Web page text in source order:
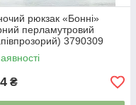
рюкзак «Бонні»
перламутровий
3790309
₴